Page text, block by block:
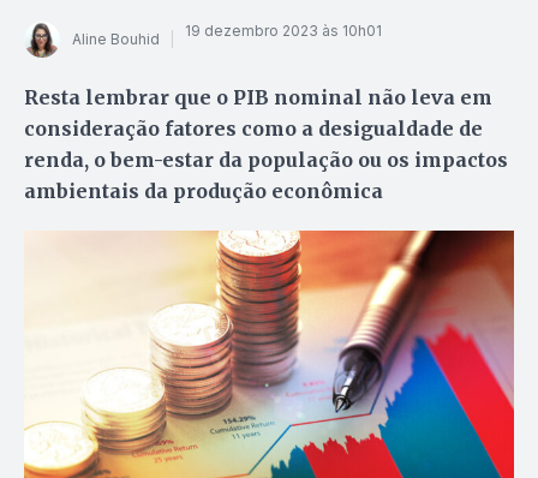
Aline Bouhid 19 dezembro 2023 às 10h01
Resta lembrar que o PIB nominal não leva em
consideração fatores como a desigualdade de
renda, o bem-estar da população ou os impactos
ambientais da produção econômica